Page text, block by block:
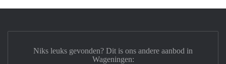
Niks leuks gevonden? Dit is ons andere aanbod in
Wageningen: